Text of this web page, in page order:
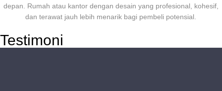
depan. Rumah atau kantor dengan desain yang profesional, kohesif,
dan terawat jauh lebih menarik bagi pembeli potensial.
Testimoni